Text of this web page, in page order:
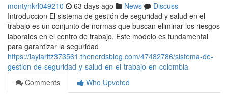
montynkrl049210 63 days ago News
Discuss
Introduccion El sistema de gestión de seguridad y salud en el
trabajo es un conjunto de normas que buscan eliminar los riesgos
laborales en el centro de trabajo. Este modelo es fundamental
para garantizar la seguridad
https://laylarltz373561.thenerdsblog.com/47482786/sistema-de-
gestion-de-seguridad-y-salud-en-el-trabajo-en-colombia
Comments
Who Upvoted